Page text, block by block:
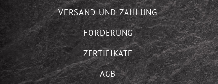
VERSAND UND ZAHLUNG
FÖRDERUNG
ZERTIFIKATE
AGB